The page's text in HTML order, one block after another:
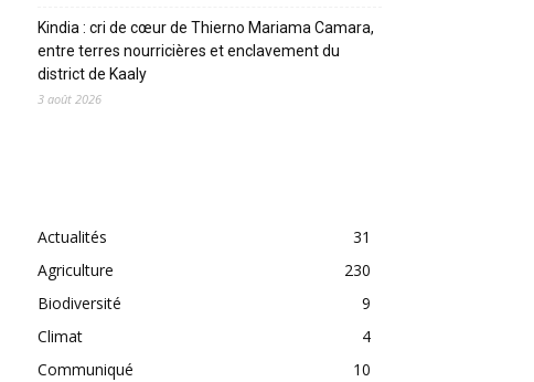
Kindia : cri de cœur de Thierno Mariama Camara,
entre terres nourricières et enclavement du
district de Kaaly
3 août 2026
Actualités
31
Agriculture
230
Biodiversité
9
Climat
4
Communiqué
10